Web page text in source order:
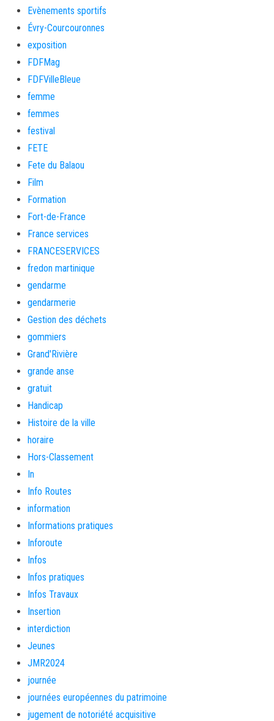
Evènements sportifs
Évry-Courcouronnes
exposition
FDFMag
FDFVilleBleue
femme
femmes
festival
FETE
Fete du Balaou
Film
Formation
Fort-de-France
France services
FRANCESERVICES
fredon martinique
gendarme
gendarmerie
Gestion des déchets
gommiers
Grand'Rivière
grande anse
gratuit
Handicap
Histoire de la ville
horaire
Hors-Classement
In
Info Routes
information
Informations pratiques
Inforoute
Infos
Infos pratiques
Infos Travaux
Insertion
interdiction
Jeunes
JMR2024
journée
journées européennes du patrimoine
jugement de notoriété acquisitive